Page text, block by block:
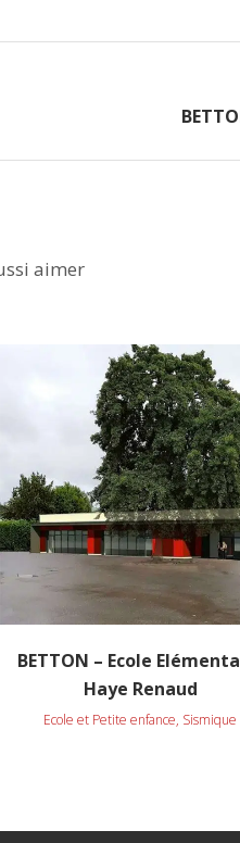
aimer
VOIR
BETTON – Ecole
Haye Renaud
Ecole et Petite enfance, Sismique